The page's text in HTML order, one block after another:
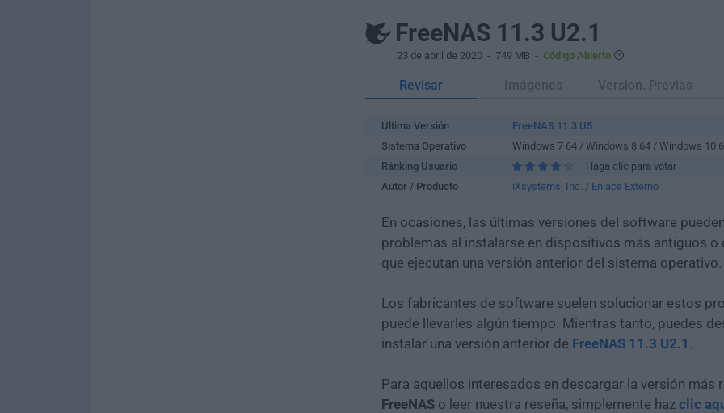
FreeNAS 11.3 U2.1
23 de abril de 2020 - 749 MB - Código Abierto
Revisar Imágenes Version. Previas
Última Versión
FreeNAS 11.3 U5
Sistema Operativo
Windows 7 64 / Windows 8 64 / Windows 10
Ránking Usuario
Haga clic para votar
Autor / Producto
iXsystems, Inc. / Enlace Externo
En ocasiones, las últimas versiones del software
problemas al instalarse en dispositivos más antiguos
que ejecutan una versión anterior del sistema operativo.
Los fabricantes de software suelen solucionar estos
puede llevarles algún tiempo. Mientras tanto, puedes
instalar una versión anterior de FreeNAS 11.3 U2.1 .
Para aquellos interesados en descargar la versión más
FreeNAS o leer nuestra reseña, simplemente haz clic